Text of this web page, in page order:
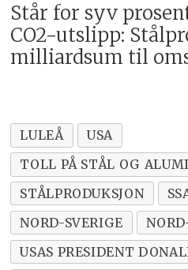
Står for syv
CO2-utslipp:
milliardsum til
LULEÅ
USA
TOLL PÅ STÅL OG
STÅLPRODUKSJON
NORD-SVERIGE
USAS PRESIDENT